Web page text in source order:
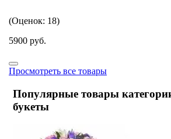
(Оценок: 18)
5900 руб.
Просмотреть все товары
Популярные товары
букеты